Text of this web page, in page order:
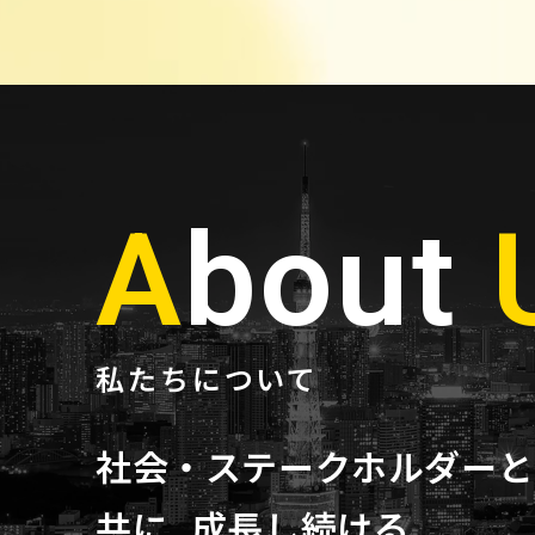
About
私たちについて
社会・ステークホルダーと